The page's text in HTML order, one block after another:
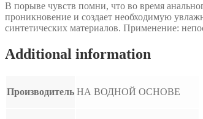
LB-
60001
quantity
В порыве чувств помни, что во время
проникновение и создает необходимую
синтетических материалов. Применение:
Additional information
Производитель НА ВОДНОЙ ОСНОВЕ